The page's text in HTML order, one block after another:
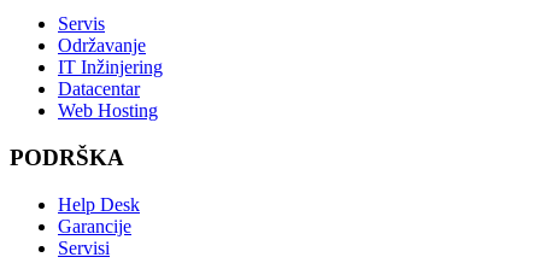
Servis
Održavanje
IT Inžinjering
Datacentar
Web Hosting
PODRŠKA
Help Desk
Garancije
Servisi